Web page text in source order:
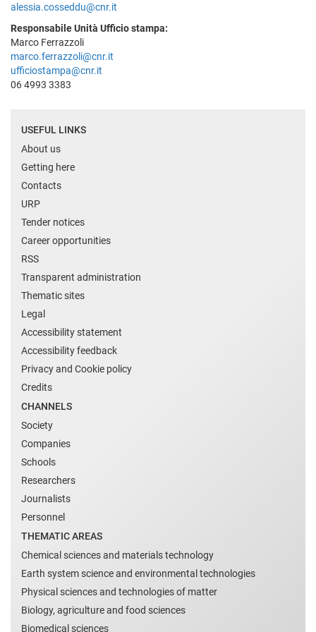
alessia.cosseddu@cnr.it
Responsabile Unità Ufficio stampa:
Marco Ferrazzoli
marco.ferrazzoli@cnr.it
ufficiostampa@cnr.it
06 4993 3383
USEFUL LINKS
About us
Getting here
Contacts
URP
Tender notices
Career opportunities
RSS
Transparent administration
Thematic sites
Legal
Accessibility statement
Accessibility feedback
Privacy and Cookie policy
Credits
CHANNELS
Society
Companies
Schools
Researchers
Journalists
Personnel
THEMATIC AREAS
Chemical sciences and materials technology
Earth system science and environmental technologies
Physical sciences and technologies of matter
Biology, agriculture and food sciences
Biomedical sciences